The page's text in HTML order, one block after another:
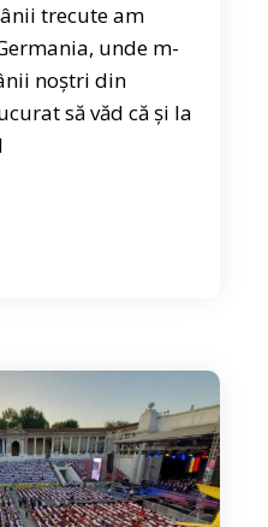
trecute am
unde m-
noștri din
să văd că și la